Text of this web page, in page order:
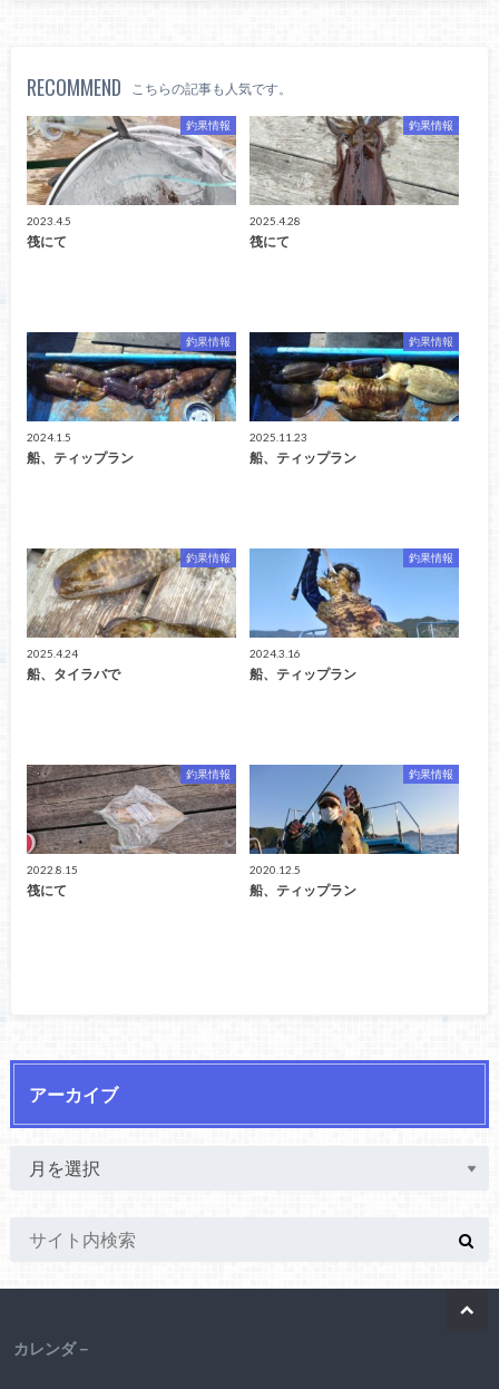
RECOMMEND こちらの記事も人気です。
釣果情報
2023.4.5
筏にて
釣果情報
2025.4.28
筏にて
釣果情報
2024.1.5
船、ティップラン
釣果情報
2025.11.23
船、ティップラン
釣果情報
2025.4.24
船、タイラバで
釣果情報
2024.3.16
船、ティップラン
釣果情報
2022.8.15
筏にて
釣果情報
2020.12.5
船、ティップラン
アーカイブ
カレンダ－